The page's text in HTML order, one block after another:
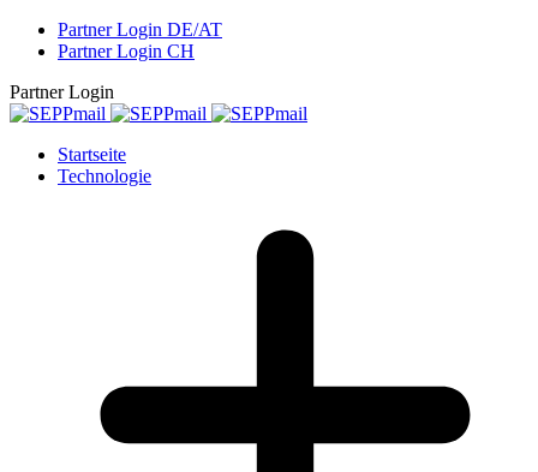
Partner Login DE/AT
Partner Login CH
Partner Login
Startseite
Technologie